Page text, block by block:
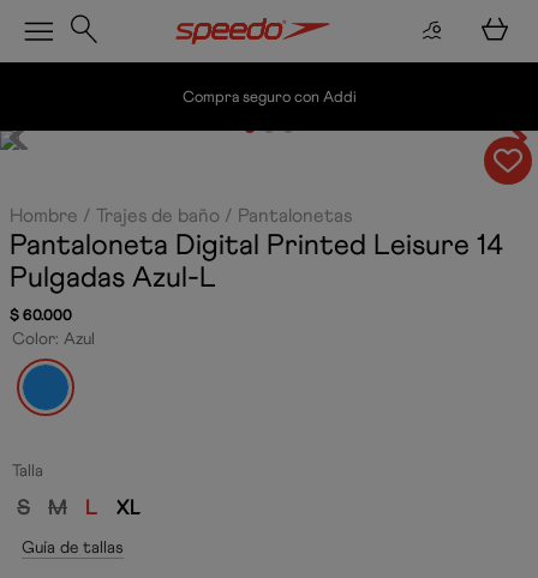
Compra seguro con Addi
Hombre Trajes de baño Pantalonetas
Pantaloneta Digital Printed Leisure 14
Pulgadas Azul-L
$60.000
Color: Azul
Talla
S M L XL
Guía de tallas